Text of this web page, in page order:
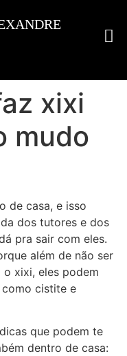
xixi
mudo
de casa, e isso
dos tutores e dos
pra sair com eles.
além de não ser
xixi, eles podem
como cistite e
que podem te
dentro de casa: